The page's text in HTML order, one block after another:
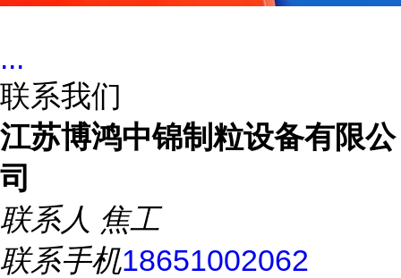
...
联系我们
江苏博鸿中锦制粒设备有限公
司
联系人 焦工
联系手机18651002062